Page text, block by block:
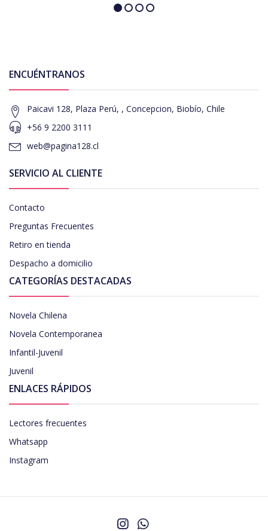
ENCUÉNTRANOS
Paicavi 128, Plaza Perú, , Concepcion, Biobío, Chile
+56 9 2200 3111
web@pagina128.cl
SERVICIO AL CLIENTE
Contacto
Preguntas Frecuentes
Retiro en tienda
Despacho a domicilio
CATEGORÍAS DESTACADAS
Novela Chilena
Novela Contemporanea
Infantil-Juvenil
Juvenil
ENLACES RÁPIDOS
Lectores frecuentes
Whatsapp
Instagram